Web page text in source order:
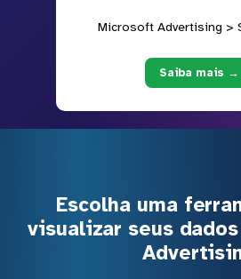
Microsoft Advertising >
Saiba mais →
Escolha uma
visualizar seus